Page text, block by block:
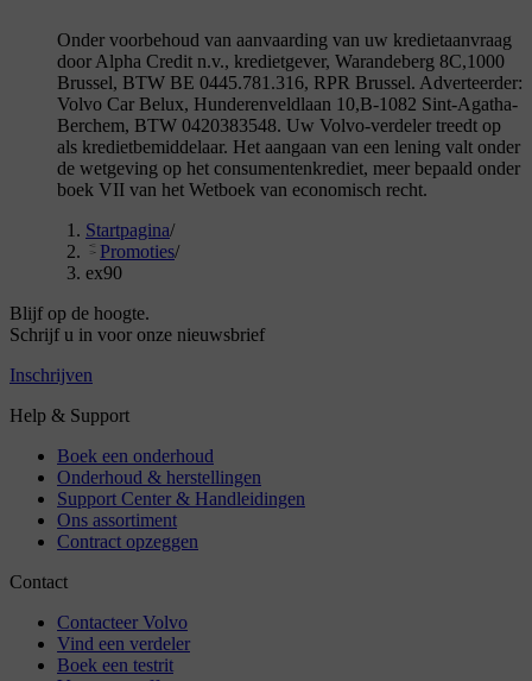
Onder voorbehoud van aanvaarding van uw kredietaanvraag
door Alpha Credit n.v., kredietgever, Warandeberg 8C,1000
Brussel, BTW BE 0445.781.316, RPR Brussel. Adverteerder:
Volvo Car Belux, Hunderenveldlaan 10,B-1082 Sint-Agatha-
Berchem, BTW 0420383548. Uw Volvo-verdeler treedt op
als kredietbemiddelaar. Het aangaan van een lening valt onder
de wetgeving op het consumentenkrediet, meer bepaald onder
boek VII van het Wetboek van economisch recht.
Startpagina/
Promoties/
ex90